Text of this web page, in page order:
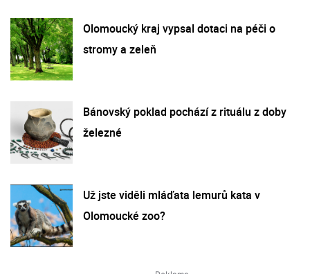
Olomoucký kraj vypsal dotaci na péči o
stromy a zeleň
Bánovský poklad pochází z rituálu z doby
železné
Už jste viděli mláďata lemurů kata v
Olomoucké zoo?